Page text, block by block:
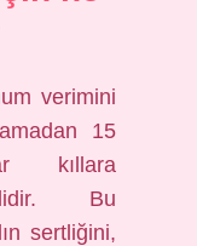
verimini
15
kıllara
Bu
sertliğini,